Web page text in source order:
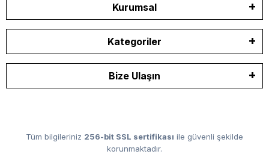
Kurumsal
Kategoriler
Bize Ulaşın
Tüm bilgileriniz 256-bit SSL sertifikası ile güvenli şekilde
korunmaktadır.